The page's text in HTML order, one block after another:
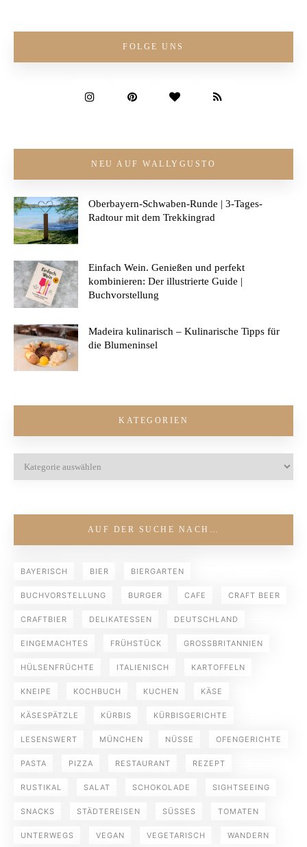
FOLGE UNS
NEU AUF WALLYGUSTO
Oberbayern-Schwaben-Runde | 3-Tages-
Radtour mit dem Trekkingrad
Einfach Wein. Genießen und perfekt
kombinieren: Der illustrierte Guide |
Buchvorstellung
Madeira kulinarisch – Kulinarische Tipps für
die Blumeninsel
KATEGORIEN
AUF DER SUCHE NACH…
BAYERISCH BIER BIERGARTEN
BUCHVORSTELLUNG BURGER CAFE CRAFT BEER
CRAFTBIER DELIKATESSEN DEUTSCHLAND
EINGEMACHTES FRÜHSTÜCK GROSSBRITANNIEN
HÜLSENFRÜCHTE ITALIENISCH KARTOFFELN
KNEIPE KOCHBUCH KUCHEN KÄSE
KÄSESPÄTZLE KÜRBIS KÜRBISGERICHTE
LESENSWERT MÜNCHEN NÜSSE OFENGERICHTE
PASTA PIZZA RESTAURANT REZEPT
RUSTIKAL SALAT SCHOKOLADE SIGHTSEEING
SNACKS STÄDTEREISEN SÜSSES TOMATEN
UNTERWEGS VEGAN VEGETARISCH WANDERN